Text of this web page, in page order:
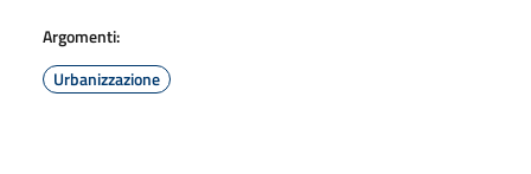
Argomenti:
Urbanizzazione